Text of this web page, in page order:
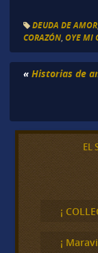
DEUDA DE AMOR,
CORAZÓN, OYE MI
« Historias de
EL
¡
¡